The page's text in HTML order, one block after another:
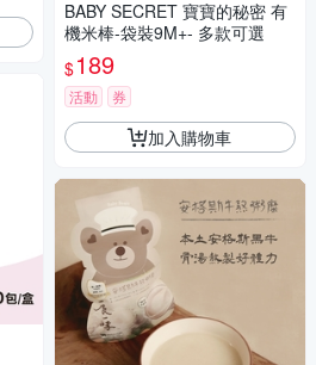
BABY SECRET 寶寶的秘密 有
機米棒-袋裝9M+- 多款可選
$189
活動 券
加入購物車